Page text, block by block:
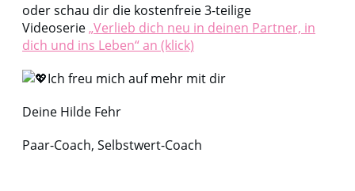
oder schau dir die kostenfreie 3-teilige
Videoserie„Verlieb dich neu in deinen Partner, in
dich und ins Leben“ an (klick)
Ich freu mich auf mehr mit dir
Deine Hilde Fehr
Paar-Coach, Selbstwert-Coach